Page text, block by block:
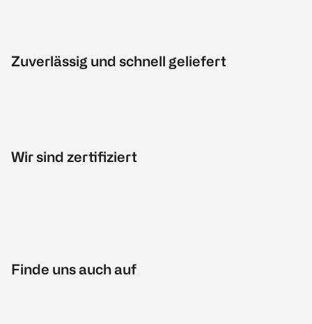
Zuverlässig und schnell geliefert
Wir sind zertifiziert
Finde uns auch auf